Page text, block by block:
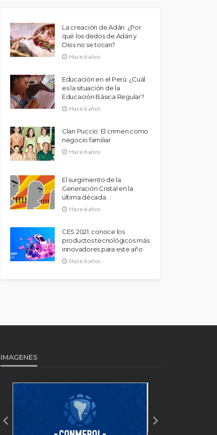
La creación de Adán: ¿Por
qué los dedos de Adán y
Dios no se tocan?
Hace 6 años
Educación en el Perú: ¿Cuál
es la situación de la
Educación Básica Regular?
Hace 6 años
Clan Puccio: El crimen como
negocio familiar
Hace 6 años
El surgimiento de la
Generación Cristal en la
última década.
Hace 6 años
CES 2021: conoce los
productos tecnológicos más
innovadores para este año
Hace 6 años
IMAGENES